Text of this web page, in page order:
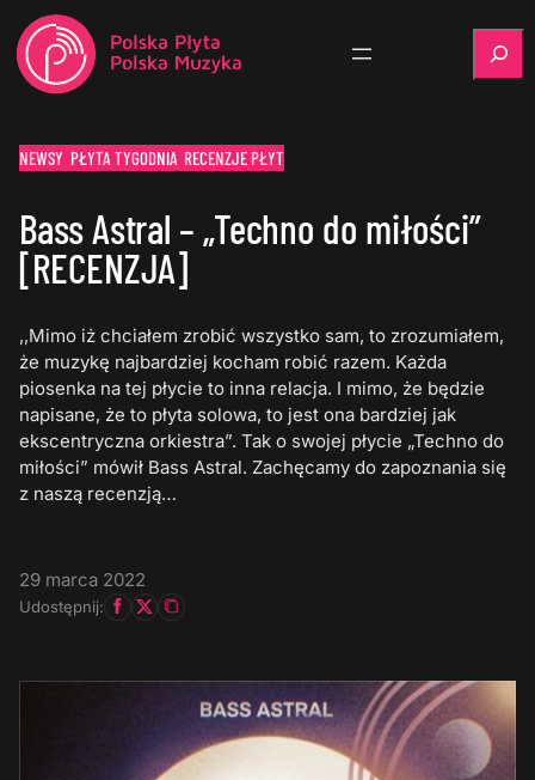
NEWSY PŁYTA TYGODNIA RECENZJE PŁYT
Bass Astral – „Techno do miłości”
[RECENZJA]
,,Mimo iż chciałem zrobić wszystko sam, to zrozumiałem,
że muzykę najbardziej kocham robić razem. Każda
piosenka na tej płycie to inna relacja. I mimo, że będzie
napisane, że to płyta solowa, to jest ona bardziej jak
ekscentryczna orkiestra”. Tak o swojej płycie „Techno do
miłości” mówił Bass Astral. Zachęcamy do zapoznania się
z naszą recenzją…
29 marca 2022
Udostępnij: